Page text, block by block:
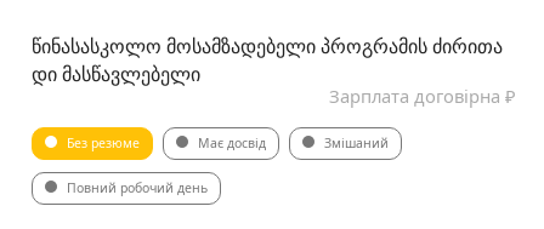
ᲬᲘᲜᲐᲡᲐᲡᲙᲝᲚᲝ ᲛᲝᲡᲐᲛᲖᲐᲓᲔᲑᲔᲚᲘ ᲞᲠᲝᲒᲠᲐᲛᲘᲡ ᲫᲘᲠᲘᲗᲐ
ᲓᲘ ᲛᲐᲡᲬᲐᲕᲚᲔᲑᲔᲚᲘ
Зарплата договірна ₽
Без резюме Має досвід Змішаний
Повний робочий день